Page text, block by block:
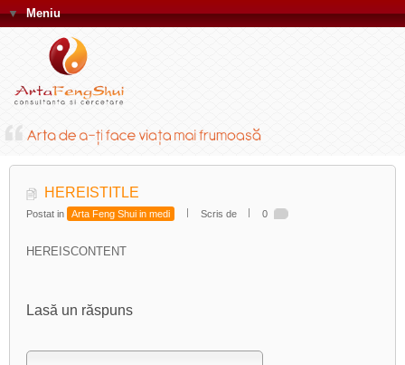
▼Meniu
HEREISTITLE
Postat in Arta Feng Shui in medi Scris de 0
HEREISCONTENT
Lasă un răspuns